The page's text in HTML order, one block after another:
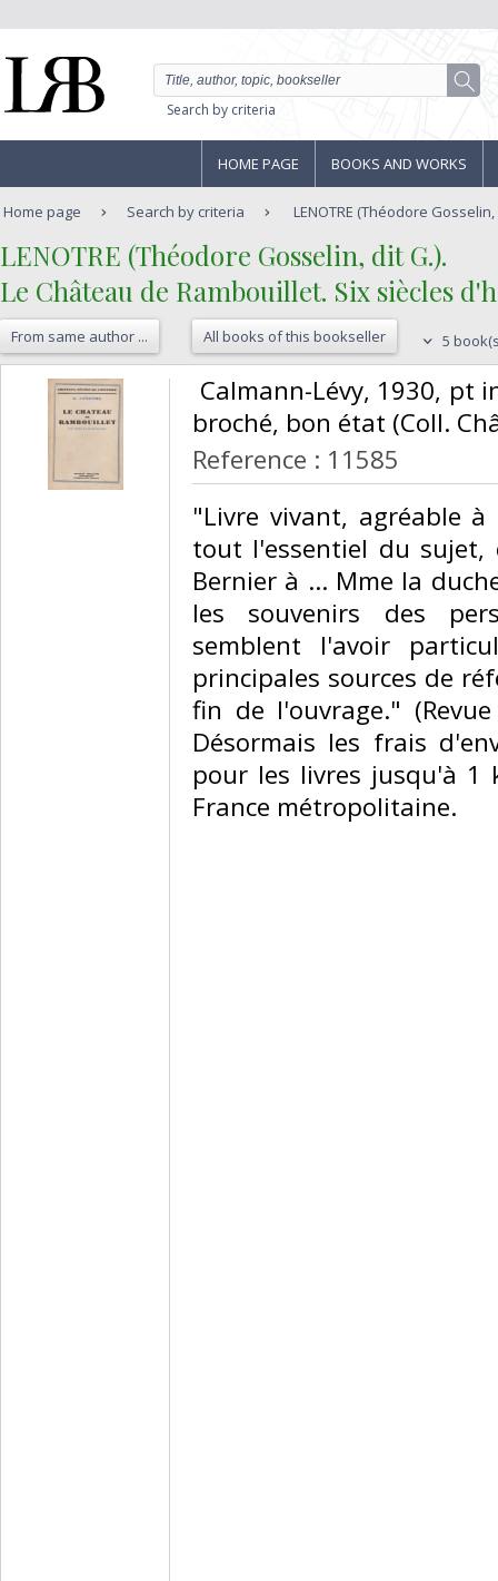
Search by criteria
HOME PAGE BOOKS AND WORKS
Home page Search by criteria LENOTRE (Théodore Gosselin,
‎LENOTRE (Théodore Gosselin, dit G.).‎
‎Le Château de Rambouillet. Six siècles
From same author ... All books of this bookseller 5
Calmann-Lévy, 1930, pt
broché, bon état (Coll.
Reference : 11585
‎"Livre vivant, agréable
tout l'essentiel du
Bernier à ... Mme la
les souvenirs des
semblent l'avoir
principales sources de
fin de l'ouvrage."
Désormais les frais
pour les livres jusqu'à 1
France métropolitaine.‎